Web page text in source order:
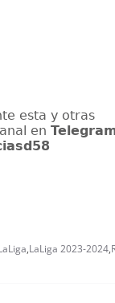
,LaLiga 2023-2024,